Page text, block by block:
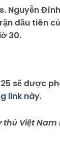
Nguyễn
đầu tiên
30.
sẽ được
link này.
Việt Nam